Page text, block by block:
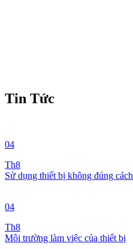
Tin Tức
04
Th8
Sử dụng thiết bị không đúng cách
04
Th8
Môi trường làm việc của thiết bị